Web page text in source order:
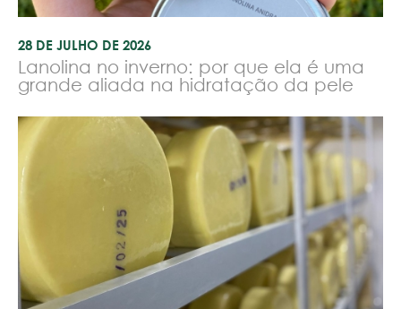
28 DE JULHO DE 2026
Lanolina no inverno: por que ela é uma
grande aliada na hidratação da pele